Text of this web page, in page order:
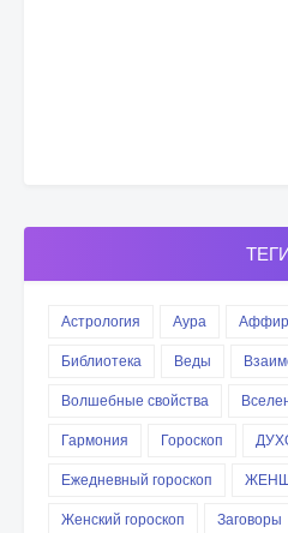
Астрология Аура
Библиотека
Веды
Волшебные свойства
Гармония
Гороскоп
Ежедневный гороскоп
Женский гороскоп
Заговоры